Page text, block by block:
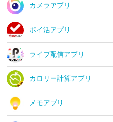
カメラアプリ
ポイ活アプリ
ライブ配信アプリ
カロリー計算アプリ
メモアプリ